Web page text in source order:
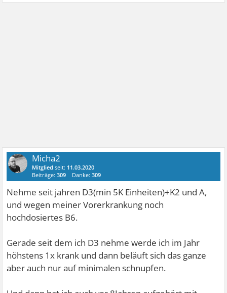
Micha2
Mitglied seit: 11.03.2020
Beiträge:309 Danke:309
Nehme seit jahren D3(min 5K Einheiten)+K2 und A,
und wegen meiner Vorerkrankung noch
hochdosiertes B6.
Gerade seit dem ich D3 nehme werde ich im Jahr
höhstens 1x krank und dann beläuft sich das ganze
aber auch nur auf minimalen schnupfen.